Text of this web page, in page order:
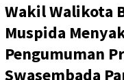
Wakil Walikota
Muspida
Pengumuman
Swasembada